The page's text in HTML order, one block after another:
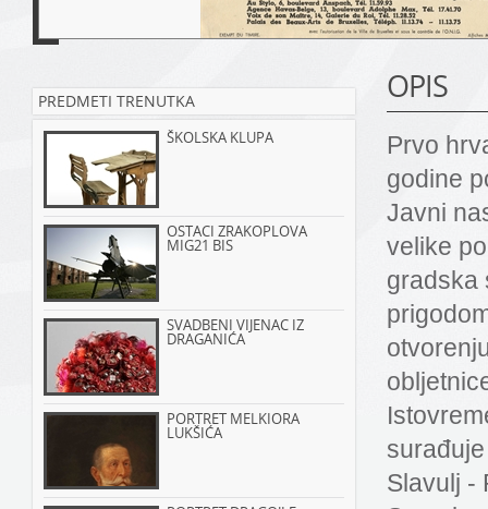
PREDMETI TRENUTKA
ŠKOLSKA KLUPA
OSTACI ZRAKOPLOVA
MIG21 BIS
SVADBENI VIJENAC IZ
DRAGANIĆA
PORTRET MELKIORA
LUKŠIĆA
OPIS
Prvo
godine
Javni
velike
gradska
Slavulj -